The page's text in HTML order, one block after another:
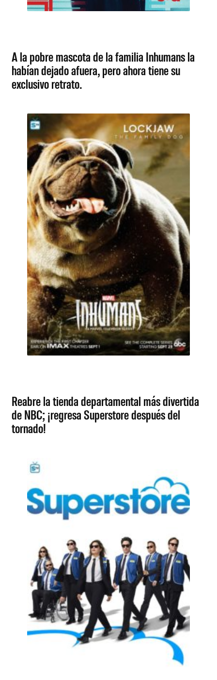
A la pobre mascota de la familia Inhumans la
habían dejado afuera, pero ahora tiene su
exclusivo retrato.
Reabre la tienda departamental más divertida
de NBC; ¡regresa Superstore después del
tornado!